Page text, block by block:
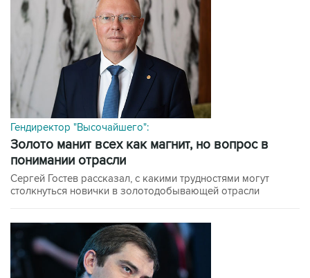
Гендиректор "Высочайшего":
Золото манит всех как магнит, но вопрос в
понимании отрасли
Сергей Гостев рассказал, с какими трудностями могут
столкнуться новички в золотодобывающей отрасли